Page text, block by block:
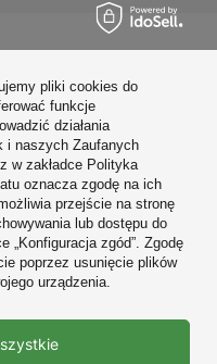
brutto (z VAT).
pliki cookies do
funkcje
działania
i naszych Zaufanych
w zakładce Polityka
oznacza zgodę na ich
przejście na stronę
lub dostępu do
„Konfiguracja zgód”. Zgodę
poprzez usunięcie plików
urządzenia.